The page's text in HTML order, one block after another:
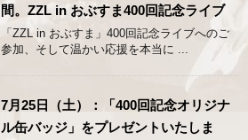
間。ZZL in おぶすま400回記念ライブ
「ZZL in おぶすま」400回記念ライブへのご
参加、そして温かい応援を本当に ...
7月25日（土）：「400回記念オリジナ
ル缶バッジ」をプレゼントいたしま